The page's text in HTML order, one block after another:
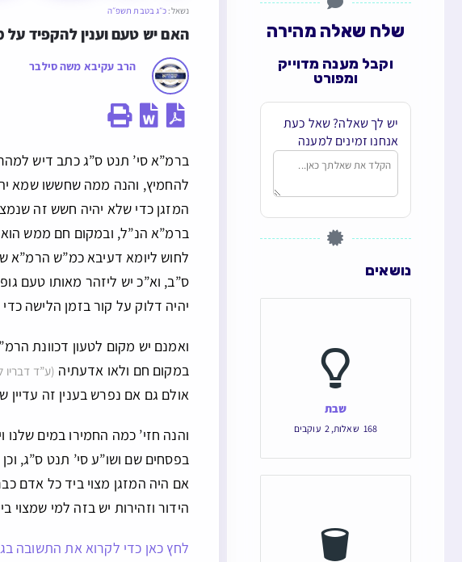
נשאל: כ״ג בטבת תשפ״ה
האם יש טעם וענין להקפיד על
הרב עקיבא משה סילבר
ברמ”א סי’ תנט ס”ג כתב דיש
להחמיץ, והנה ממה שחששו שמא
המזגן כדי שלא יהיה חשש זה
ברמ”א הנ”ל, ובמקום חם ממש הוא
לחוש ליומא דעיבא כמ”ש הרמ”א
ס”ב, וא”כ יש ליזהר מאותו טעם
יהיה דלוק על קור בזמן הלישה
ואמנם יש מקום לטעון דכוונת
במקום חם ולאו אדעתיה (ע”ד דבריו
אולם גם אם נפרש בענין זה
והנה חזי’ כמה החמירו במים
בפסחים שם ושו”ע סי’ תנט ס”ג,
אם היה המזגן מצוי ביד כל אדם
הידור וזהירות יש בזה למי שמצוי
לחץ כאן כדי לקרוא את התשובה
שלח שאלה מהירה
וקבל מענה מדוייק
ומפורט
יש לך שאלה? שאל כעת
אנחנו זמינים למענה
נושאים
שבת
168 שאלות,
2 עוקבים